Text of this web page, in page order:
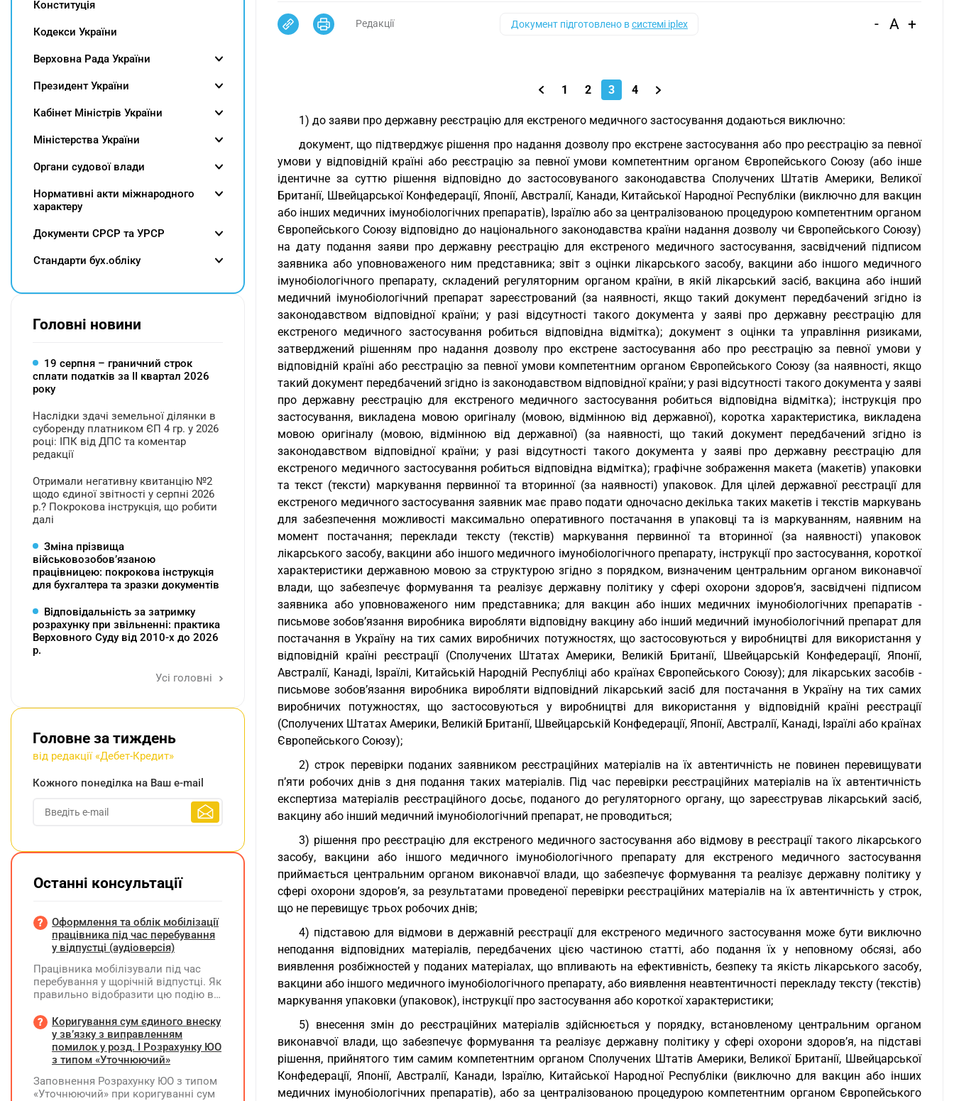
Редакції Документ підготовлено всистемі iplex - A +
1 2 3 4
1) до заяви про державну реєстрацію для екстреного медичного застосування додаються виключно:
документ, що підтверджує рішення про надання дозволу про екстрене застосування або про реєстрацію за певної
умови у відповідній країні або реєстрацію за певної умови компетентним органом Європейського Союзу (або інше
ідентичне за суттю рішення відповідно до застосовуваного законодавства Сполучених Штатів Америки, Великої
Британії, Швейцарської Конфедерації, Японії, Австралії, Канади, Китайської Народної Республіки (виключно для вакцин
або інших медичних імунобіологічних препаратів), Ізраїлю або за централізованою процедурою компетентним органом
Європейського Союзу відповідно до національного законодавства країни надання дозволу чи Європейського Союзу)
на дату подання заяви про державну реєстрацію для екстреного медичного застосування, засвідчений підписом
заявника або уповноваженого ним представника; звіт з оцінки лікарського засобу, вакцини або іншого медичного
імунобіологічного препарату, складений регуляторним органом країни, в якій лікарський засіб, вакцина або інший
медичний імунобіологічний препарат зареєстрований (за наявності, якщо такий документ передбачений згідно із
законодавством відповідної країни; у разі відсутності такого документа у заяві про державну реєстрацію для
екстреного медичного застосування робиться відповідна відмітка); документ з оцінки та управління ризиками,
затверджений рішенням про надання дозволу про екстрене застосування або про реєстрацію за певної умови у
відповідній країні або реєстрацію за певної умови компетентним органом Європейського Союзу (за наявності, якщо
такий документ передбачений згідно із законодавством відповідної країни; у разі відсутності такого документа у заяві
про державну реєстрацію для екстреного медичного застосування робиться відповідна відмітка); інструкція про
застосування, викладена мовою оригіналу (мовою, відмінною від державної), коротка характеристика, викладена
мовою оригіналу (мовою, відмінною від державної) (за наявності, що такий документ передбачений згідно із
законодавством відповідної країни; у разі відсутності такого документа у заяві про державну реєстрацію для
екстреного медичного застосування робиться відповідна відмітка); графічне зображення макета (макетів) упаковки
та текст (тексти) маркування первинної та вторинної (за наявності) упаковок. Для цілей державної реєстрації для
екстреного медичного застосування заявник має право подати одночасно декілька таких макетів і текстів маркувань
для забезпечення можливості максимально оперативного постачання в упаковці та із маркуванням, наявним на
момент постачання; переклади тексту (текстів) маркування первинної та вторинної (за наявності) упаковок
лікарського засобу, вакцини або іншого медичного імунобіологічного препарату, інструкції про застосування, короткої
характеристики державною мовою за структурою згідно з порядком, визначеним центральним органом виконавчої
влади, що забезпечує формування та реалізує державну політику у сфері охорони здоров’я, засвідчені підписом
заявника або уповноваженого ним представника; для вакцин або інших медичних імунобіологічних препаратів -
письмове зобов’язання виробника виробляти відповідну вакцину або інший медичний імунобіологічний препарат для
постачання в Україну на тих самих виробничих потужностях, що застосовуються у виробництві для використання у
відповідній країні реєстрації (Сполучених Штатах Америки, Великій Британії, Швейцарській Конфедерації, Японії,
Австралії, Канаді, Ізраїлі, Китайській Народній Республіці або країнах Європейського Союзу); для лікарських засобів -
письмове зобов’язання виробника виробляти відповідний лікарський засіб для постачання в Україну на тих самих
виробничих потужностях, що застосовуються у виробництві для використання у відповідній країні реєстрації
(Сполучених Штатах Америки, Великій Британії, Швейцарській Конфедерації, Японії, Австралії, Канаді, Ізраїлі або країнах
Європейського Союзу);
2) строк перевірки поданих заявником реєстраційних матеріалів на їх автентичність не повинен перевищувати
п’яти робочих днів з дня подання таких матеріалів. Під час перевірки реєстраційних матеріалів на їх автентичність
експертиза матеріалів реєстраційного досьє, поданого до регуляторного органу, що зареєстрував лікарський засіб,
вакцину або інший медичний імунобіологічний препарат, не проводиться;
3) рішення про реєстрацію для екстреного медичного застосування або відмову в реєстрації такого лікарського
засобу, вакцини або іншого медичного імунобіологічного препарату для екстреного медичного застосування
приймається центральним органом виконавчої влади, що забезпечує формування та реалізує державну політику у
сфері охорони здоров’я, за результатами проведеної перевірки реєстраційних матеріалів на їх автентичність у строк,
що не перевищує трьох робочих днів;
4) підставою для відмови в державній реєстрації для екстреного медичного застосування може бути виключно
неподання відповідних матеріалів, передбачених цією частиною статті, або подання їх у неповному обсязі, або
виявлення розбіжностей у поданих матеріалах, що впливають на ефективність, безпеку та якість лікарського засобу,
вакцини або іншого медичного імунобіологічного препарату, або виявлення неавтентичності перекладу тексту (текстів)
маркування упаковки (упаковок), інструкції про застосування або короткої характеристики;
5) внесення змін до реєстраційних матеріалів здійснюється у порядку, встановленому центральним органом
виконавчої влади, що забезпечує формування та реалізує державну політику у сфері охорони здоров’я, на підставі
рішення, прийнятого тим самим компетентним органом Сполучених Штатів Америки, Великої Британії, Швейцарської
Конфедерації, Японії, Австралії, Канади, Ізраїлю, Китайської Народної Республіки (виключно для вакцин або інших
медичних імунобіологічних препаратів), або за централізованою процедурою компетентним органом Європейського
Конституція
Кодекси України
Верховна Рада України
Президент України
Кабінет Міністрів України
Міністерства України
Органи судової влади
Нормативні акти міжнародного
характеру
Документи СРСР та УРСР
Cтандарти бух.обліку
Головні новини
19 серпня – граничний строк
сплати податків за ІI квартал 2026
року
Наслідки здачі земельної ділянки в
суборенду платником ЄП 4 гр. у 2026
році: ІПК від ДПС та коментар
редакції
Отримали негативну квитанцію №2
щодо єдиної звітності у серпні 2026
р.? Покрокова інструкція, що робити
далі
Зміна прізвища
військовозобов’язаною
працівницею: покрокова інструкція
для бухгалтера та зразки документів
Відповідальність за затримку
розрахунку при звільненні: практика
Верховного Суду від 2010-х до 2026
р.
Усі головні
Головне за тиждень
від редакції «Дебет-Кредит»
Кожного понеділка на Ваш e-mail
Останні консультації
Оформлення та облік мобілізації
працівника під час перебування
у відпустці (аудіоверсія)
Працівника мобілізували під час
перебування у щорічній відпустці. Як
правильно відобразити цю подію в
бухгалтерському обліку та
податковій звітності?
Коригування сум єдиного внеску
у зв’язку з виправленням
помилок у розд. І Розрахунку ЮО
з типом «Уточнюючий»
Заповнення Розрахунку ЮО з типом
«Уточнюючий» при коригуванні сум